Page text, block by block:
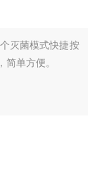
灭菌模式快捷按
单方便。